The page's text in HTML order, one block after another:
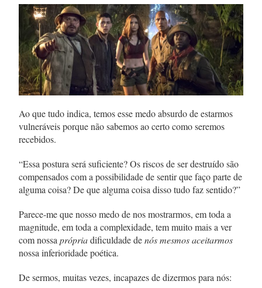
Ao que tudo indica, temos esse medo absurdo de estarmos
vulneráveis porque não sabemos ao certo como seremos
recebidos.
“Essa postura será suficiente? Os riscos de ser destruído são
compensados com a possibilidade de sentir que faço parte de
alguma coisa? De que alguma coisa disso tudo faz sentido?”
Parece-me que nosso medo de nos mostrarmos, em toda a
magnitude, em toda a complexidade, tem muito mais a ver
com nossaprópriadificuldade denós mesmos aceitarmos
nossa inferioridade poética.
De sermos, muitas vezes, incapazes de dizermos para nós: